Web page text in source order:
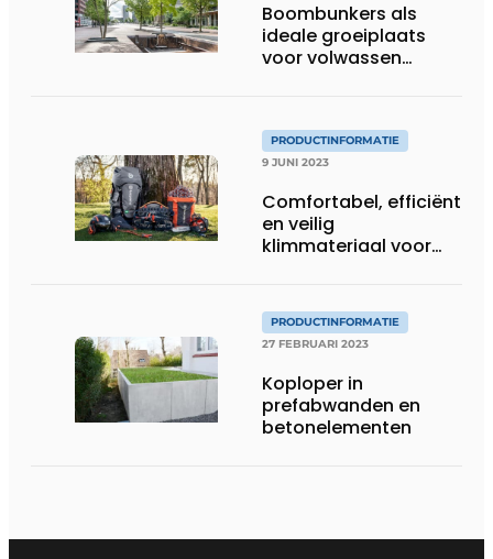
Boombunkers als
ideale groeiplaats
voor volwassen
PRODUCTINFORMATIE
9 JUNI 2023
Comfortabel, efficiënt
en veilig
klimmateriaal voor
PRODUCTINFORMATIE
27 FEBRUARI 2023
Koploper in
prefabwanden en
betonelementen